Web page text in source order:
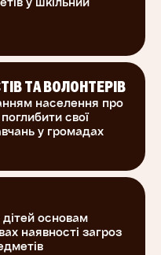
до вимог
діяльність в
для
населення,
де є
ТА ВОЛОНТЕРІВ
населення про
свої
у громадах
дітей основам
наявності загроз